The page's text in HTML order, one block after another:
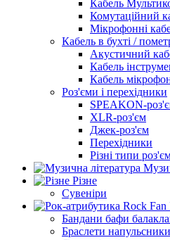
Кабель
Комутаційний
Мікрофонні
Кабель в бухті /
Акустичний
Кабель
Кабель
Роз'єми і перехідники
SPEAKON-
XLR-роз'єм
Джек-роз'єм
Перехідники
Різні типи
Різне
Сувеніри
Бандани бафи
Браслети